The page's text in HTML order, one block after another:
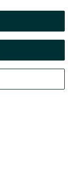
wskazanych powyżej,
brzmieniu.